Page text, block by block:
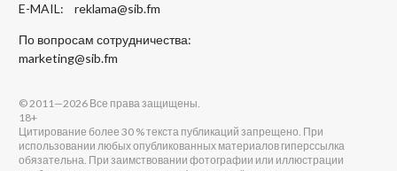
E-MAIL: reklama@sib.fm
По вопросам сотрудничества:
marketing@sib.fm
© 2011—2026 Все права защищены.
18+
Цитирование более 30 % текста публикаций запрещено. При
использовании любых опубликованных материалов гиперссылка
обязательна. При заимствовании фотографии или иллюстрации